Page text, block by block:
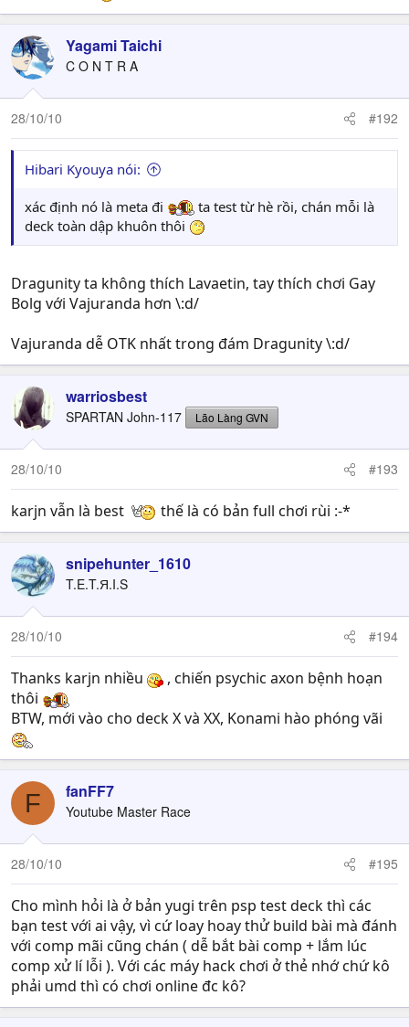
Yagami Taichi
C O N T R A
28/10/10 #192
Hibari Kyouya nói:
xác định nó là meta đi
ta test từ hè rồi, chán mỗi là
deck toàn dập khuôn thôi
Dragunity ta không thích Lavaetin, tay thích chơi Gay
Bolg với Vajuranda hơn \:d/
Vajuranda dễ OTK nhất trong đám Dragunity \:d/
warriosbest
SPARTAN John-117 Lão Làng GVN
28/10/10 #193
karjn vẫn là best thế là có bản full chơi rùi :-*
snipehunter_1610
T.E.T.Я.I.S
28/10/10 #194
Thanks karjn nhiều
, chiến psychic axon bệnh hoạn
thôi
BTW, mới vào cho deck X và XX, Konami hào phóng vãi
F fanFF7
Youtube Master Race
28/10/10 #195
Cho mình hỏi là ở bản yugi trên psp test deck thì các
bạn test với ai vậy, vì cứ loay hoay thử build bài mà đánh
với comp mãi cũng chán ( dễ bắt bài comp + lắm lúc
comp xử lí lỗi ). Với các máy hack chơi ở thẻ nhớ chứ kô
phải umd thì có chơi online đc kô?